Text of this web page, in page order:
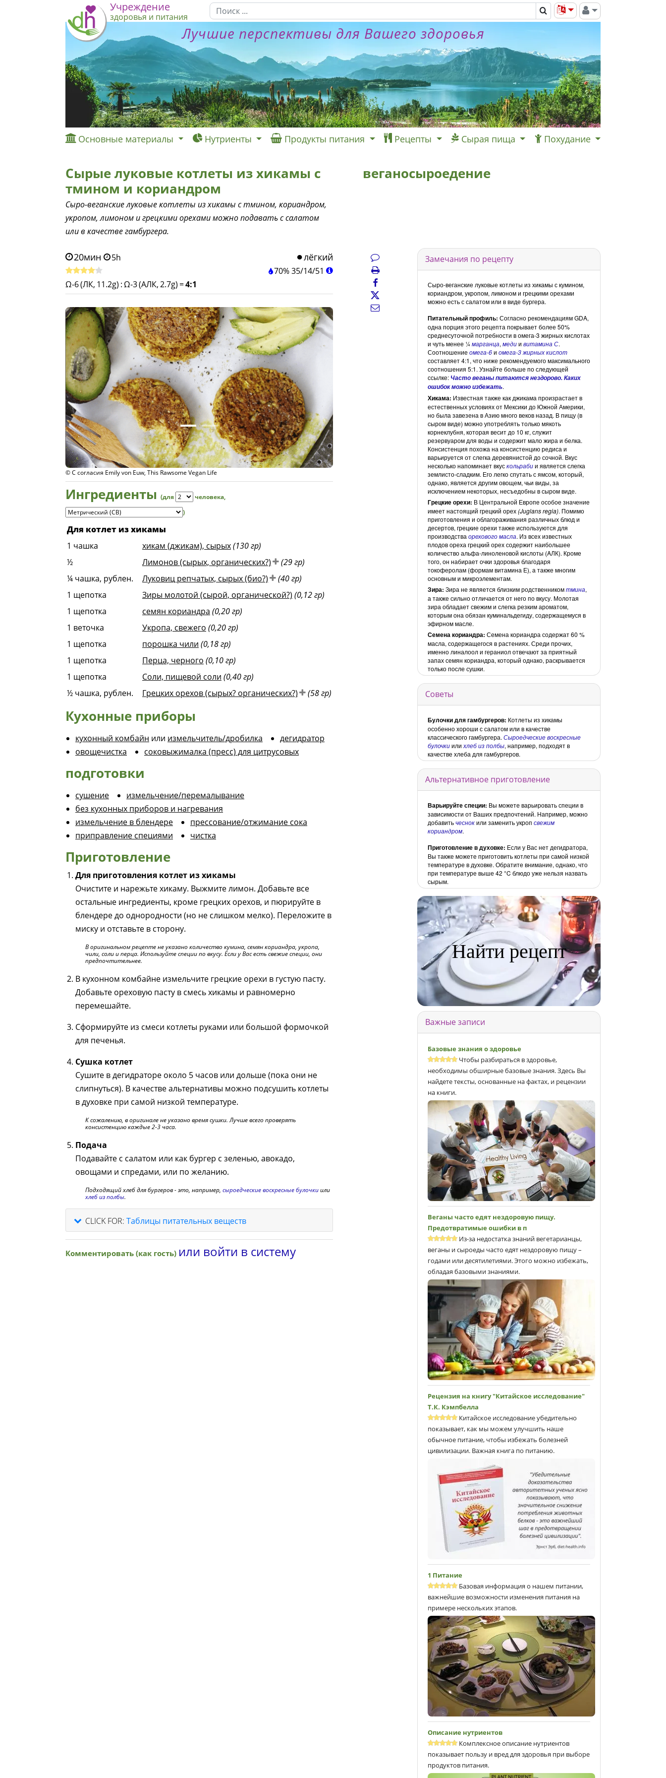
Учреждение
здоровья и питания
Лучшие перспективы для Вашего здоровья
Основные материалы Нутриенты Продукты питания Рецепты Сырая пища Похудание
Сырые луковые котлеты из хикамы с
тмином и кориандром
Сыро-веганские луковые котлеты из хикамы с тмином, кориандром,
укропом, лимоном и грецкими орехами можно подавать с салатом
или в качестве гамбургера.
веганосыроедение
20мин 5h лёгкий
70%35/14/51
Ω-6 (ЛК, 11.2g) :Ω-3 (АЛК, 2.7g) =4:1
© С согласия Emily von Euw, This Rawsome Vegan Life
Ингредиенты (для человека,
)
Для котлет из хикамы
1 чашка хикам (джикам), сырых(130 гр)
½
Лимонов (сырых, органических?)
(29 гр)
¼ чашка, рублен. Луковиц репчатых, сырых (био?)
(40 гр)
1 щепотка Зиры молотой (сырой, органической?) (0,12 гр)
1 щепотка семян кориандра (0,20 гр)
1 веточка Укропа, свежего (0,20 гр)
1 щепотка порошка чили (0,18 гр)
1 щепотка Перца, черного (0,10 гр)
1 щепотка Соли, пищевой соли (0,40 гр)
½ чашка, рублен. Грецких орехов (сырых? органических?) (58 гр)
Кухонные приборы
кухонный комбайн или измельчитель/дробилка
дегидратор
овощечистка
соковыжималка (пресс) для цитрусовых
подготовки
сушение
измельчение/перемалывание
без кухонных приборов и нагревания
измельчение в блендере
прессование/отжимание сока
приправление специями
чистка
Приготовление
Для приготовления котлет из хикамы
Очистите и нарежьте хикаму. Выжмите лимон. Добавьте все
остальные ингредиенты, кроме грецких орехов, и пюрируйте в
блендере до однородности (но не слишком мелко). Переложите в
миску и отставьте в сторону.
В оригинальном рецепте не указано количество кумина, семян кориандра, укропа,
чили, соли и перца. Используйте специи по вкусу. Если у Вас есть свежие специи, они
предпочтительнее.
В кухонном комбайне измельчите грецкие орехи в густую пасту.
Добавьте ореховую пасту в смесь хикамы и равномерно
перемешайте.
Сформируйте из смеси котлеты руками или большой формочкой
для печенья.
Сушка котлет
Сушите в дегидраторе около 5 часов или дольше (пока они не
слипнуться). В качестве альтернативы можно подсушить котлеты
в духовке при самой низкой температуре.
К сожалению, в оригинале не указано время сушки. Лучше всего проверять
консистенцию каждые 2-3 часа.
Подача
Подавайте с салатом или как бургер с зеленью, авокадо,
овощами и спредами, или по желанию.
Подходящий хлеб для бургеров - это, например, сыроедческие воскресные булочкиили
хлеб из полбы.
CLICK FOR: Таблицы питательных веществ
Комментировать (как гость) или войти в систему
Замечания по рецепту
Сыро-веганские луковые котлеты из хикамы с кумином,
кориандром, укропом, лимоном и грецкими орехами
можно есть с салатом или в виде бургера.
Питательный профиль: Согласно рекомендациям GDA,
одна порция этого рецепта покрывает более 50%
среднесуточной потребности в омега-3 жирных кислотах
и чуть менее ¼марганца, медии витамина С.
Соотношение омега-6и омега-3 жирных кислот
составляет 4:1, что ниже рекомендуемого максимального
соотношения 5:1. Узнайте больше по следующей
ссылке: Часто веганы питаются нездорово. Каких
ошибок можно избежать.
Хикама: Известная также как джикама произрастает в
естественных условиях от Мексики до Южной Америки,
но была завезена в Азию много веков назад. В пищу (в
сыром виде) можно употреблять только мякоть
корнеклубня, которая весит до 10 кг, служит
резервуаром для воды и содержит мало жира и белка.
Консистенция похожа на консистенцию редиса и
варьируется от слегка деревянистой до сочной. Вкус
несколько напоминает вкускольрабии является слегка
землисто-сладким. Его легко спутать с ямсом, который,
однако, является другим овощем, чьи виды, за
исключением некоторых, несъедобны в сыром виде.
Грецкие орехи: В Центральной Европе особое значение
имеет настоящий грецкий орех(Juglans regia). Помимо
приготовления и облагораживания различных блюд и
десертов, грецкие орехи также используются для
производства орехового масла. Из всех известных
плодов ореха грецкий орех содержит наибольшее
количество альфа-линоленовой кислоты (AЛК). Кроме
того, он набирает очки здоровья благодаря
токоферолам (формам витамина Е), а также многим
основным и микроэлементам.
Зира: Зира не является близким родственникомтмина,
а также сильно отличается от него по вкусу. Молотая
зира обладает свежим и слегка резким ароматом,
которым она обязан куминальдегиду, содержащемуся в
эфирном масле.
Семена кориандра: Семена кориандра содержат 60 %
масла, содержащегося в растениях. Среди прочих,
именно линалоол и гераниол отвечают за приятный
запах семян кориандра, который однако, раскрывается
только после сушки.
Советы
Булочки для гамбургеров: Котлеты из хикамы
особенно хороши с салатом или в качестве
классического гамбургера. Сыроедческие воскресные
булочкиили хлеб из полбы, например, подходят в
качестве хлеба для гамбургеров.
Альтернативное приготовление
Варьируйте специи: Вы можете варьировать специи в
зависимости от Ваших предпочтений. Например, можно
добавитьчеснокили заменить укроп свежим
кориандром.
Приготовление в духовке: Если у Вас нет дегидратора,
Вы также можете приготовить котлеты при самой низкой
температуре в духовке. Обратите внимание, однако, что
при температуре выше 42 °C блюдо уже нельзя назвать
сырым.
Найти рецепт
Важные записи
Базовые знания о здоровье
Чтобы разбираться в здоровье,
необходимы обширные базовые знания. Здесь Вы
найдете тексты, основанные на фактах, и рецензии
на книги.
Веганы часто едят нездоровую пищу.
Предотвратимые ошибки в п
Из-за недостатка знаний вегетарианцы,
веганы и сыроеды часто едят нездоровую пищу –
годами или десятилетиями. Этого можно избежать,
обладая базовыми знаниями.
Рецензия на книгу "Китайское исследование"
Т.К. Кэмпбеллa
Китайское исследование убедительно
показывает, как мы можем улучшить наше
обычное питание, чтобы избежать болезней
цивилизации. Важная книга по питанию.
1 Питание
Базовая информация о нашем питании,
важнейшие возможности изменения питания на
примере нескольких этапов.
Описание нутриентов
Комплексное описание нутриентов
показывает пользу и вред для здоровья при выборе
продуктов питания.